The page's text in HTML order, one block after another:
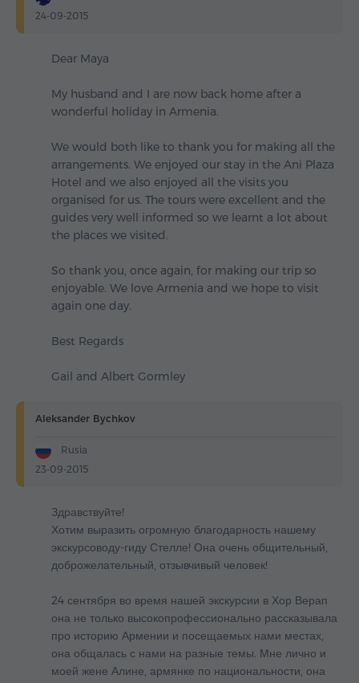
24-09-2015
Dear Maya
My husband and I are now back home after a
wonderful holiday in Armenia.
We would both like to thank you for making all the
arrangements. We enjoyed our stay in the Ani Plaza
Hotel and we also enjoyed all the visits you
organised for us. The tours were excellent and the
guides very well informed so we learnt a lot about
the places we visited.
So thank you, once again, for making our trip so
enjoyable. We love Armenia and we hope to visit
again one day.
Best Regards
Gail and Albert Gormley
Aleksander Bychkov
Rusia
23-09-2015
Здравствуйте!
Хотим выразить огромную благодарность нашему
экскурсоводу-гиду Стелле! Она очень общительный,
доброжелательный, отзывчивый человек!
24 сентября во время нашей экскурсии в Хор Верап
она не только высокопрофессионально рассказывала
про историю Армении и посещаемых нами местах,
она общалась с нами на разные темы. Мне лично и
моей жене Алине, армянке по национальности, она